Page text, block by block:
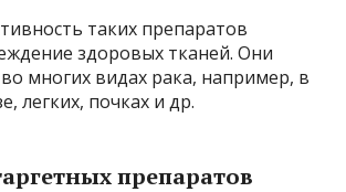
таких препаратов
здоровых тканей. Они
многих видах рака, например, в
легких, почках и др.
препаратов